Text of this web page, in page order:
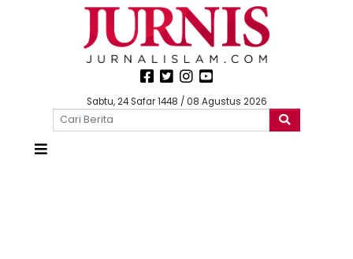
Sabtu, 24 Safar 1448 / 08 Agustus 2026